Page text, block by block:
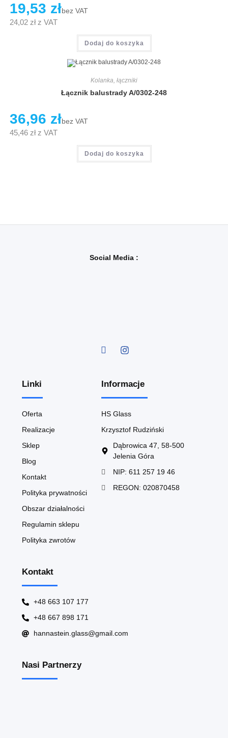
19,53 złbez VAT
24,02 złz VAT
Dodaj do koszyka
Kolanka, łączniki
Łącznik balustrady A/0302-248
36,96 złbez VAT
45,46 złz VAT
Dodaj do koszyka
Social Media :
Linki
Oferta
Realizacje
Sklep
Blog
Kontakt
Polityka prywatności
Obszar działalności
Regulamin sklepu
Polityka zwrotów
Informacje
HS Glass
Krzysztof Rudziński
Dąbrowica 47, 58-500
Jelenia Góra
NIP: 611 257 19 46
REGON: 020870458
Kontakt
+48 663 107 177
+48 667 898 171
hannastein.glass@gmail.com
Nasi Partnerzy